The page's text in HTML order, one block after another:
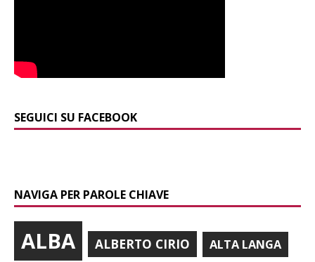
SEGUICI SU FACEBOOK
NAVIGA PER PAROLE CHIAVE
ALBA ALBERTO CIRIO ALTA LANGA